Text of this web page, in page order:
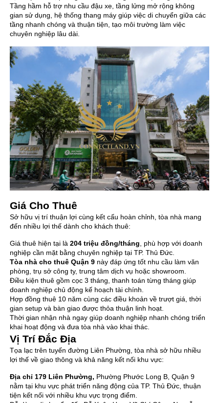
Tầng hầm hỗ trợ nhu cầu đậu xe, tầng lửng mở rộng không
gian sử dụng, hệ thống thang máy giúp việc di chuyển giữa các
tầng nhanh chóng và thuận tiện, tạo môi trường làm việc
chuyên nghiệp lâu dài.
Giá Cho Thuê
Sở hữu vị trí thuận lợi cùng kết cấu hoàn chỉnh, tòa nhà mang
đến nhiều lợi thế dành cho khách thuê:
Giá thuê hiện tại là 204 triệu đồng/tháng, phù hợp với doanh
nghiệp cần mặt bằng chuyên nghiệp tại TP. Thủ Đức.
Tòa nhà cho thuê Quận 9 này đáp ứng tốt nhu cầu làm văn
phòng, trụ sở công ty, trung tâm dịch vụ hoặc showroom.
Điều kiện thuê gồm cọc 3 tháng, thanh toán từng tháng giúp
doanh nghiệp chủ động kế hoạch tài chính.
Hợp đồng thuê 10 năm cùng các điều khoản về trượt giá, thời
gian setup và bàn giao được thỏa thuận linh hoạt.
Thời gian nhận nhà ngay giúp doanh nghiệp nhanh chóng triển
khai hoạt động và đưa tòa nhà vào khai thác.
Vị Trí Đắc Địa
Tọa lạc trên tuyến đường Liên Phường, tòa nhà sở hữu nhiều
lợi thế về giao thông và khả năng kết nối khu vực:
Địa chỉ 179 Liên Phường, Phường Phước Long B, Quận 9
nằm tại khu vực phát triển năng động của TP. Thủ Đức, thuận
tiện kết nối với nhiều khu vực trọng điểm.